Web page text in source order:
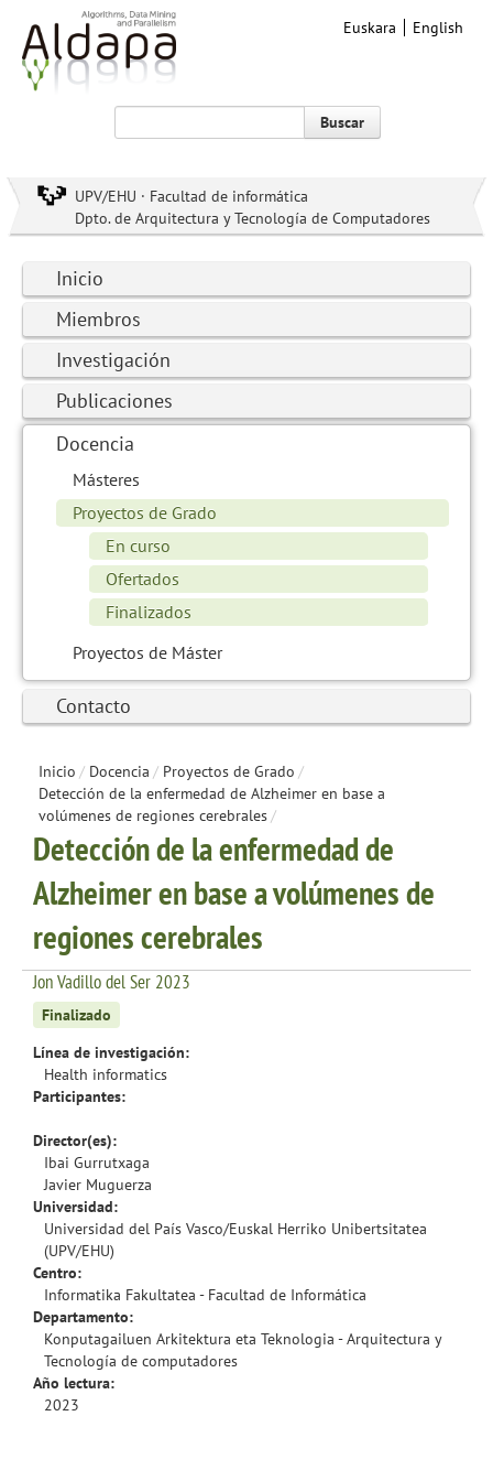
Euskara English
Buscar
UPV/EHU · Facultad de informática
Dpto. de Arquitectura y Tecnología de Computadores
Inicio
Miembros
Investigación
Publicaciones
Docencia
Másteres
Proyectos de Grado
En curso
Ofertados
Finalizados
Proyectos de Máster
Contacto
Inicio / Docencia / Proyectos de Grado /
Detección de la enfermedad de Alzheimer en base a
volúmenes de regiones cerebrales/
Detección de la enfermedad de
Alzheimer en base a volúmenes de
regiones cerebrales
Jon Vadillo del Ser 2023
Finalizado
Línea de investigación:
Health informatics
Participantes:
Director(es):
Ibai Gurrutxaga
Javier Muguerza
Universidad:
Universidad del País Vasco/Euskal Herriko Unibertsitatea
(UPV/EHU)
Centro:
Informatika Fakultatea - Facultad de Informática
Departamento:
Konputagailuen Arkitektura eta Teknologia - Arquitectura y
Tecnología de computadores
Año lectura:
2023